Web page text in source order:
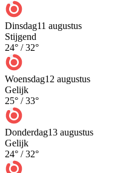
Dinsdag11 augustus
Stijgend
24° /32°
Woensdag12 augustus
Gelijk
25° /33°
Donderdag13 augustus
Gelijk
24° /32°